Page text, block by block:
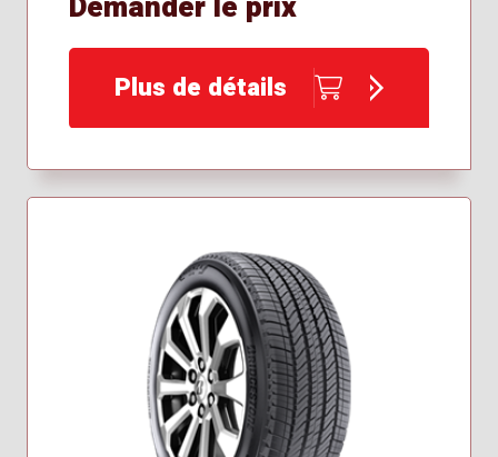
Plus de détails